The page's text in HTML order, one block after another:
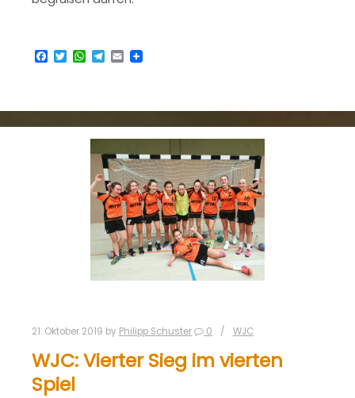
Facebook
TwitterWhatsApp
Telegram
Email
21. Oktober 2019 by Philipp Schuster 0 WJC
WJC: Vierter Sieg im vierten
Spiel